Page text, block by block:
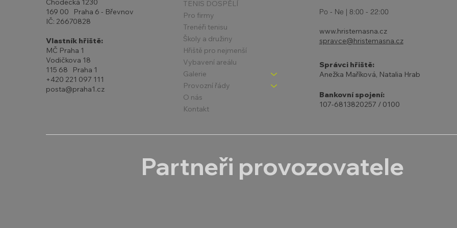
Chodecká 1230
169 00 Praha 6 - Břevnov
IČ: 26670828
Vlastník hřiště:
MČ Praha 1
Vodičkova 18
115 68 Praha 1
+420 221 097 111
posta@praha1.cz
TENIS DOSPĚLÍ
Pro firmy
Trenéři tenisu
Školy a družiny
Hřiště pro nejmenší
Vybavení areálu
Galerie
Provozní řády
O nás
Kontakt
Po - Ne | 8:00 - 22:00
www.hristemasna.cz
spravce@hristemasna.cz
Správci hřiště:
Anežka Maříková, Natalia Hrab
Bankovní spojení:
107-6813820257 / 0100
Partneři provozovatele